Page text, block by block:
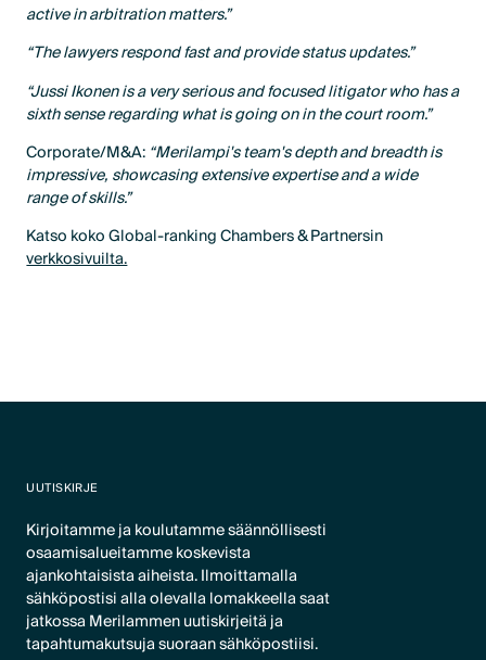
active in arbitration matters.”
“The lawyers respond fast and provide status updates.”
“Jussi Ikonen is a very serious and focused litigator who has a
sixth sense regarding what is going on in the court room.”
Corporate/M&A: “Merilampi's team's depth and breadth is
impressive, showcasing extensive expertise and a wide
range of skills.”
Katso koko Global-ranking Chambers & Partnersin
verkkosivuilta.
UUTISKIRJE
Kirjoitamme ja koulutamme säännöllisesti
osaamisalueitamme koskevista
ajankohtaisista aiheista. Ilmoittamalla
sähköpostisi alla olevalla lomakkeella saat
jatkossa Merilammen uutiskirjeitä ja
tapahtumakutsuja suoraan sähköpostiisi.